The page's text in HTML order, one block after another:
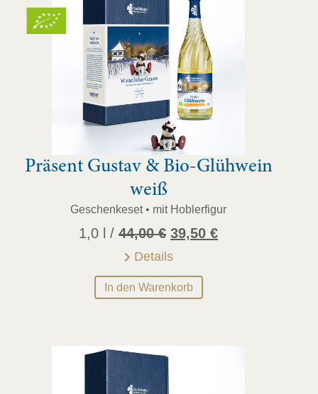
Präsent Gustav & Bio-Glühwein
weiß
Geschenkeset • mit Hoblerfigur
1,0 l / 44,00€ Ursprünglicher
Preis
war:
44,00 €
39,50 €Aktueller
Details
In den Warenkorb